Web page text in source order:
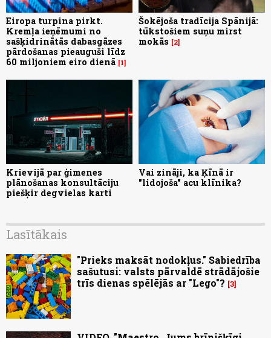
Eiropa turpina pirkt.
Kremļa ieņēmumi no
sašķidrinātās dabasgāzes
pārdošanas pieauguši līdz
60 miljoniem eiro dienā 1
Šokējoša tradīcija Spānijā:
tūkstošiem suņu mirst
mokās
2
Krievijā par ģimenes
plānošanas konsultāciju
piešķir degvielas karti
Vai zināji, ka Ķīnā ir
"lidojoša" acu klīnika?
Lasītākais
"Prieks maksāt nodokļus." Sabiedrība
sašutusi: valsts pārvaldē strādājošie
trīs dienas spēlējās ar "Lego"? 3